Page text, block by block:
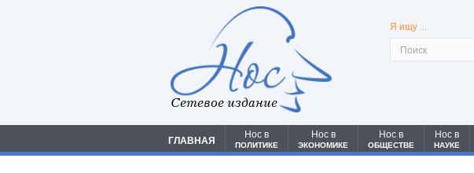
Сетевое издание
Я ищу ...
ГЛАВНАЯ
Нос в
ПОЛИТИКЕ
Нос в
ЭКОНОМИКЕ
Нос в
ОБЩЕСТВЕ
Нос в
НАУКЕ